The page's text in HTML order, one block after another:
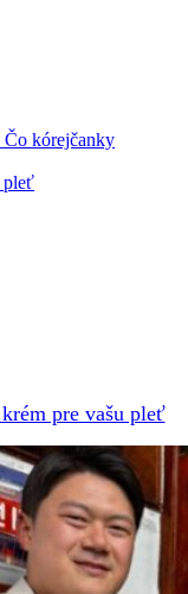
Čo kórejčanky
pleť
pre vašu pleť